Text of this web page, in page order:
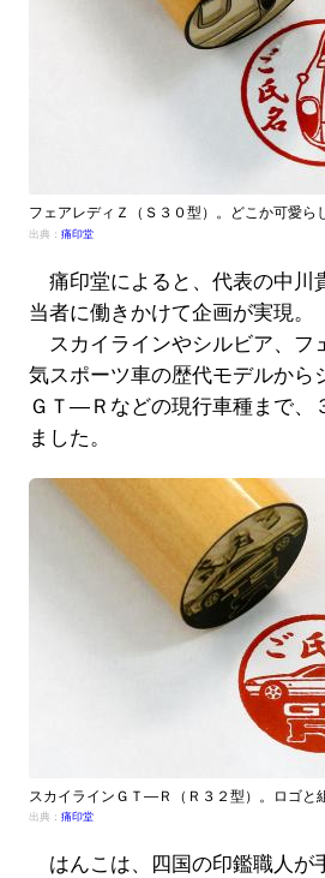
フェアレディＺ（Ｓ３０型）。どこか可愛ら
出典： 痛印堂
痛印堂によると、代表の中川
当者に働きかけて企画が実現。
スカイラインやシルビア、フ
気スポーツ車の歴代モデルから
ＧＴ―Ｒなどの現行車種まで、
ました。
スカイラインＧＴ―Ｒ（Ｒ３２型）。ロゴと
出典： 痛印堂
はんこは、四国の印鑑職人が